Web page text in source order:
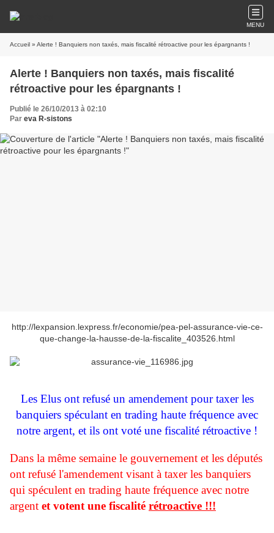
MENU
Accueil » Alerte ! Banquiers non taxés, mais fiscalité rétroactive pour les épargnants !
Alerte ! Banquiers non taxés, mais fiscalité
rétroactive pour les épargnants !
Publié le 26/10/2013 à 02:10
Par eva R-sistons
http://lexpansion.lexpress.fr/economie/pea-pel-assurance-vie-ce-
que-change-la-hausse-de-la-fiscalite_403526.html
Les Elus ont refusé un amendement pour taxer les
banquiers spéculant en trading haute fréquence avec
notre argent, et ils ont voté une fiscalité rétroactive !
Dans la même semaine le gouvernement et les députés
ont refusé l'amendement visant à taxer les banquiers
qui spéculent en trading haute fréquence avec notre
argent et votent une fiscalité rétroactive !!!